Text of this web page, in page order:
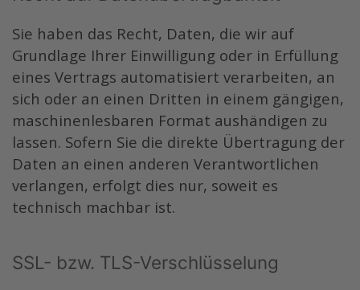
Sie haben das Recht, Daten, die wir auf
Grundlage Ihrer Einwilligung oder in Erfüllung
eines Vertrags automatisiert verarbeiten, an
sich oder an einen Dritten in einem gängigen,
maschinenlesbaren Format aushändigen zu
lassen. Sofern Sie die direkte Übertragung der
Daten an einen anderen Verantwortlichen
verlangen, erfolgt dies nur, soweit es
technisch machbar ist.
SSL- bzw. TLS-Verschlüsselung